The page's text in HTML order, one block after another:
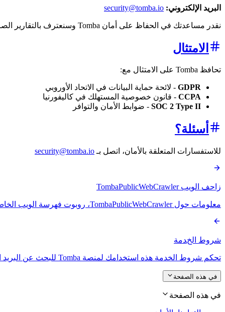
البريد الإلكتروني: security@tomba.io
نقدر مساعدتك في الحفاظ على أمان Tomba وسنعترف بالتقارير الصالحة.
الامتثال
تحافظ Tomba على الامتثال مع:
GDPR - لائحة حماية البيانات في الاتحاد الأوروبي
CCPA - قانون خصوصية المستهلك في كاليفورنيا
SOC 2 Type II - ضوابط الأمان والتوافر
أسئلة؟
للاستفسارات المتعلقة بالأمان، اتصل بـ security@tomba.io
زاحف الويب TombaPublicWebCrawler
معلومات حول TombaPublicWebCrawler، روبوت فهرسة الويب الخاص بنا الذي يجمع بيانات الاتصال التجارية العامة مع احترام robots.txt.
شروط الخدمة
تحكم شروط الخدمة هذه استخدامك لمنصة Tomba للبحث عن البريد الإلكتروني وواجهة برمجة التطبيقات والخدمات ذات الصلة.
في هذه الصفحة
في هذه الصفحة